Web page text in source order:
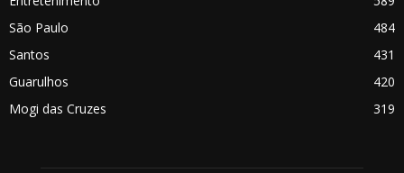
São Paulo
484
Santos
431
Guarulhos
420
Mogi das Cruzes
319